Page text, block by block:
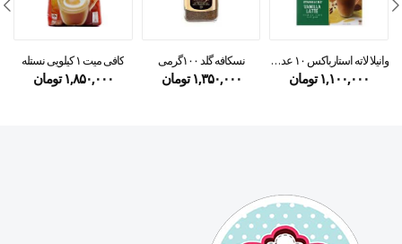
وانیلا لاته استارباکس ۱۰ عددی
۱,۱۰۰,۰۰۰ تومان
نسکافه گلد ۱۰۰گرمی
۱,۳۵۰,۰۰۰ تومان
کافی میت ۱ کیلویی نستله
۱,۸۵۰,۰۰۰ تومان